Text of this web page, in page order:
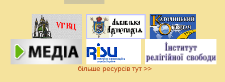
більше ресурсів тут >>